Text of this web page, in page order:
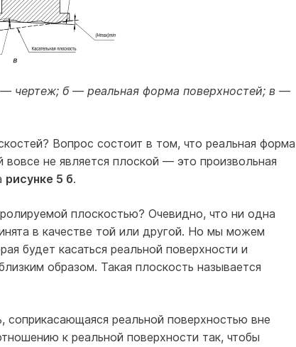
чертеж; б — реальная форма поверхностей; в —
Вопрос состоит в том, что реальная форма
не является плоской — это произвольная
рисунке 5 б.
плоскостью? Очевидно, что ни одна
в качестве той или другой. Но мы можем
будет касаться реальной поверхности и
образом. Такая плоскость называется
реальной поверхностью вне
к реальной поверхности так, чтобы